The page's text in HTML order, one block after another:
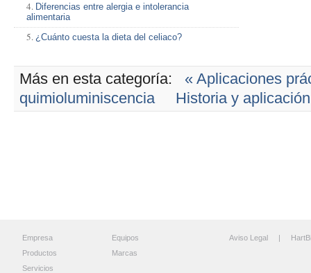
Diferencias entre alergia e intolerancia
alimentaria
¿Cuánto cuesta la dieta del celiaco?
Más en esta categoría:
« Aplicaciones
quimioluminiscencia
Historia y
Empresa
Productos
Servicios
Equipos
Marcas
Aviso Legal |